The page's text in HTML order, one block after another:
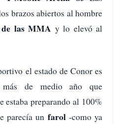
brazos abiertos al hombre
las MMA y lo elevó al
el estado de Conor es
más de medio año que
estaba preparando al 100%
parecía un farol-como ya